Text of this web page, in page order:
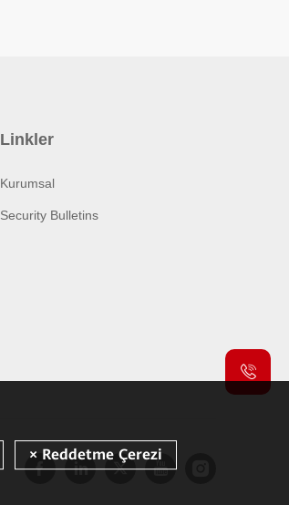
Linkler
Kurumsal
Security Bulletins